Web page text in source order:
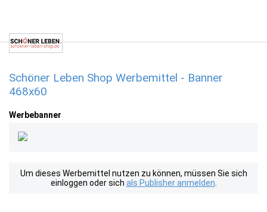
Schöner Leben Shop Werbemittel - Banner
468x60
Werbebanner
Um dieses Werbemittel nutzen zu können, müssen Sie sich
einloggen oder sich als Publisher anmelden